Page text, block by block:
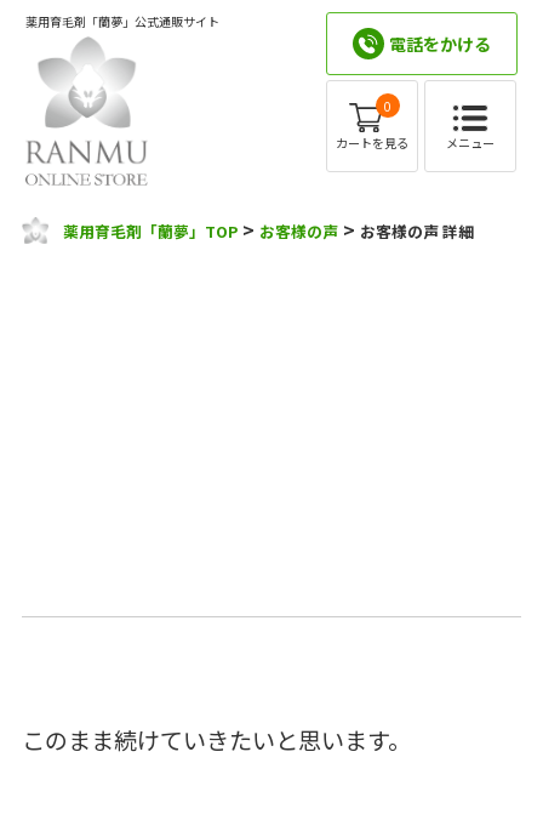
薬用育毛剤「蘭夢」公式通販サイト
電話をかける
0
カートを見る メニュー
薬用育毛剤「蘭夢」TOP > お客様の声 > お客様の声 詳細
このまま続けていきたいと思います。